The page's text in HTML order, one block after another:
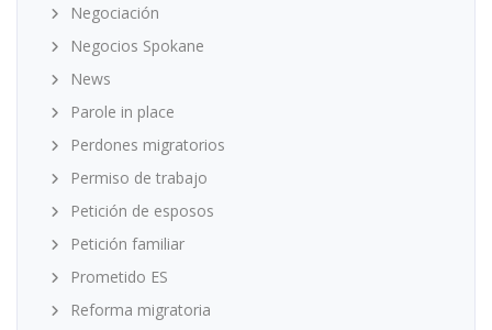
Negociación
Negocios Spokane
News
Parole in place
Perdones migratorios
Permiso de trabajo
Petición de esposos
Petición familiar
Prometido ES
Reforma migratoria